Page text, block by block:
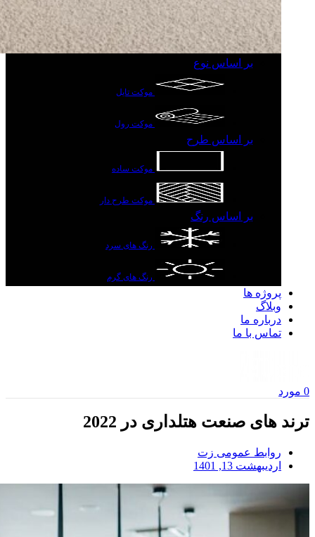
بر اساس نوع
موکت تایل
موکت رول
بر اساس طرح
موکت ساده
موکت طرح دار
بر اساس رنگ
رنگ های سرد
رنگ های گرم
پروژه ها
وبلاگ
درباره ما
تماس با ما
0 مورد
ترند های صنعت هتلداری در 2022
روابط عمومی زت
اردیبهشت 13, 1401